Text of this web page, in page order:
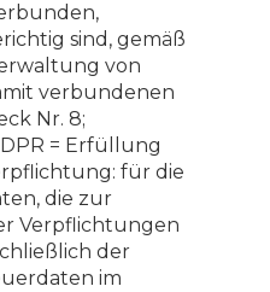
sind, gemäß
von
verbundenen
Nr. 8;
= Erfüllung
für die
die zur
Verpflichtungen
der
im